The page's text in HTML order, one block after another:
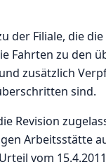
der Filiale, die
Fahrten zu den
zusätzlich
sind.
Revision
Arbeitsstätte
vom